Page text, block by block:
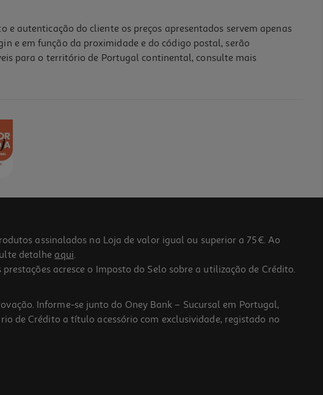
autenticação do cliente os preços apresentados servem apenas
e em função da proximidade e do código postal, serão
para o território de Portugal continental, consulte mais
assinalados na Loja de valor igual ou superior a 75€. Ao
detalhe aqui.
acresce o Imposto do Selo sobre a utilização de Crédito.
Informe-se junto do Oney Bank – Sucursal em Portugal,
de Crédito a título acessório com exclusividade, registado no